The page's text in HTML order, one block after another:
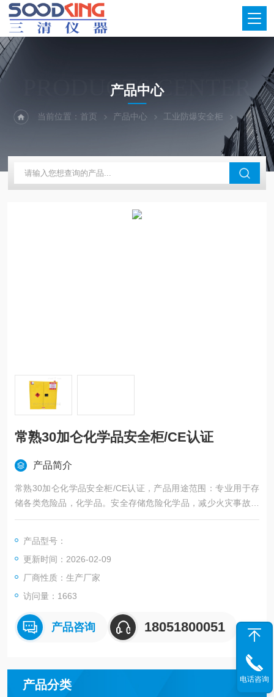
PRODUCTS CENTER
产品中心
当前位置：首页 产品中心 工业防爆安全柜 防火防
常熟30加仑化学品安全柜/CE认证
产品简介
常熟30加仑化学品安全柜/CE认证，产品用途范围：专业用于存
储各类危险品，化学品。安全存储危险化学品，减少火灾事故的
发生，保护人身与设备安全。
产品型号：
更新时间：2026-02-09
厂商性质：生产厂家
访问量：1663
产品咨询 18051800051
产品分类 电话咨询